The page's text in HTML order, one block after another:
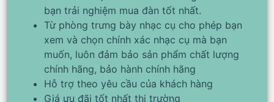
bạn trải nghiệm mua đàn tốt nhất.
Từ phòng trưng bày nhạc cụ cho phép bạn
xem và chọn chính xác nhạc cụ mà bạn
muốn, luôn đảm bảo sản phẩm chất lượng
chính hãng, bảo hành chính hãng
Hỗ trợ theo yêu cầu của khách hàng
Giá ưu đãi tốt nhất thị trường